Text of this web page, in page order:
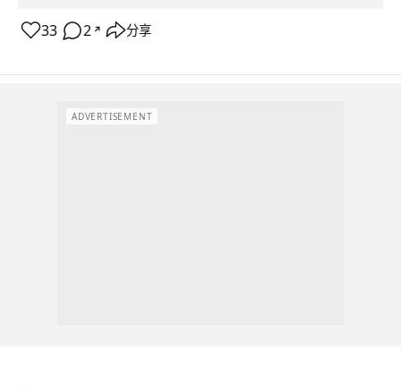
33 2 ↗ 分享
ADVERTISEMENT